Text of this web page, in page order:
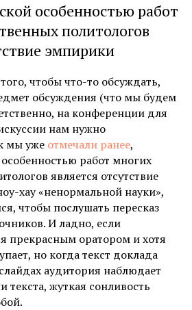
особенностью работ
политологов
эмпирики
чтобы что-то обсуждать,
обсуждения (что мы будем
на конференции для
нам нужно
мы уже отмечали ранее,
работ многих
является отсутствие
хау «ненормальной науки»,
чтобы послушать пересказ
И ладно, если
прекрасным оратором и хотя
но когда текст доклада
аудитория наблюдает
жуткая сонливость